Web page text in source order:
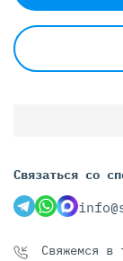
Связаться со
Свяжемся в